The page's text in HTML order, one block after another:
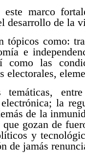
marco
desarrollo de
tópicos como:
e
las
electorales,
temáticas,
la
de la
gozan de
y
de jamás